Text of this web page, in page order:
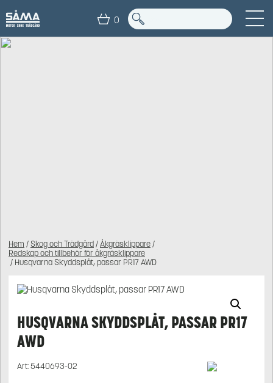
0
Hem / Skog och Trädgård/Åkgräsklippare/
Redskap och tillbehör för åkgräsklippare
/ Husqvarna Skyddsplåt, passar PR17 AWD
HUSQVARNA SKYDDSPLÅT, PASSAR PR17
AWD
Art:5440693-02